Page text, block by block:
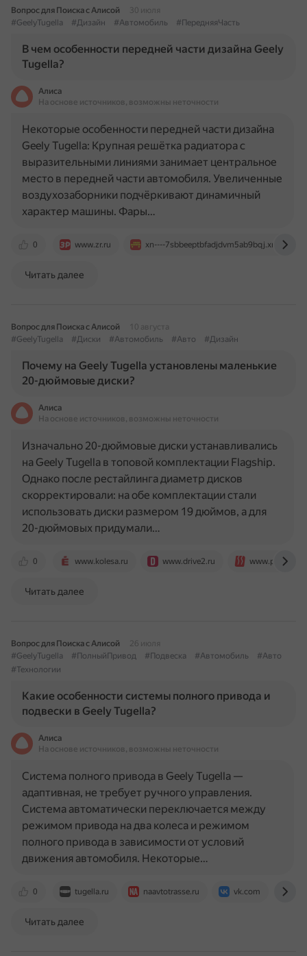
Вопрос для Поиска с Алисой
30 июля
#GeelyTugella
#Дизайн #Автомобиль #ПередняяЧасть
В чем особенности передней части дизайна Geely
Tugella?
Алиса
На основе источников, возможны неточности
0 www.zr.ru xn----7sbbeeptbfadjdvm5ab9bqj.xn--p1ai
Некоторые особенности передней части дизайна
Geely Tugella: Крупная решётка радиатора с
выразительными линиями занимает центральное
место в передней части автомобиля. Увеличенные
воздухозаборники подчёркивают динамичный
характер машины. Фары…
Читать далее
Вопрос для Поиска с Алисой
10 августа
#GeelyTugella
#Диски #Автомобиль #Авто #Дизайн
Почему на Geely Tugella установлены маленькие
20-дюймовые диски?
Алиса
На основе источников, возможны неточности
0 www.kolesa.ru www.drive2.ru
Изначально 20-дюймовые диски устанавливались
на Geely Tugella в топовой комплектации Flagship.
Однако после рестайлинга диаметр дисков
скорректировали: на обе комплектации стали
использовать диски размером 19 дюймов, а для
20-дюймовых придумали…
Читать далее
Вопрос для Поиска с Алисой
26 июля
#GeelyTugella
#ПолныйПривод #Подвеска #Автомобиль
#Авто
#Технологии
Какие особенности системы полного привода и
подвески в Geely Tugella?
Алиса
На основе источников, возможны неточности
0 tugella.ru naavtotrasse.ru vk.com
Система полного привода в Geely Tugella —
адаптивная, не требует ручного управления.
Система автоматически переключается между
режимом привода на два колеса и режимом
полного привода в зависимости от условий
движения автомобиля. Некоторые…
Читать далее